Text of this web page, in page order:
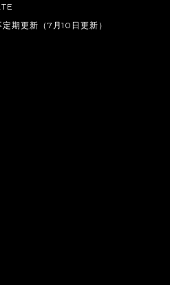
更新（7月10日更新）